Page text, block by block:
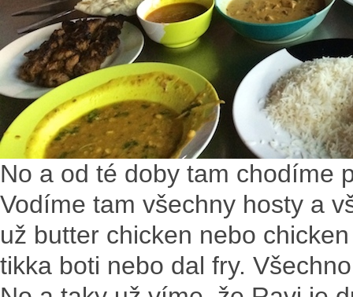
No a od té doby tam chodíme
Vodíme tam všechny hosty a
už butter chicken nebo
tikka boti nebo dal fry.